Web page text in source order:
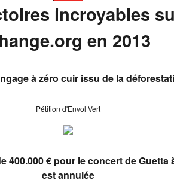
incroyables
en 2013
à zéro cuir issu de la
Pétition d'Envol Vert
400.000 € pour le concert de Guetta
est annulée